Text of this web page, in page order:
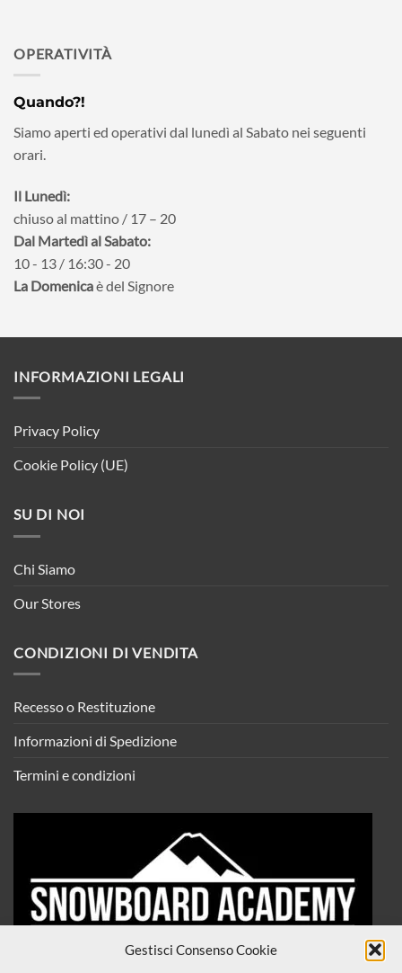
Gestisci Consenso Cookie
OPERATIVITÀ
Quando?!
Siamo aperti ed operativi dal lunedì al Sabato nei seguenti
orari.
Il Lunedì:
chiuso al mattino / 17 – 20
Dal Martedì al Sabato:
10 - 13 / 16:30 - 20
La Domenicaè del Signore
INFORMAZIONI LEGALI
Privacy Policy
Cookie Policy (UE)
SU DI NOI
Chi Siamo
Our Stores
CONDIZIONI DI VENDITA
Recesso o Restituzione
Informazioni di Spedizione
Termini e condizioni